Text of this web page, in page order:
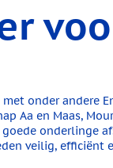
onder andere
Aa en Maas,
onderlinge
veilig, efficiënt